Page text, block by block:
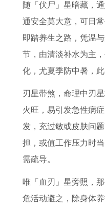
随「伏尸」星暗藏，
通安全莫大意，可日
即踏养生之路，凭温
节，由清淡补水为主
化，尤夏季防中暑，此
刃星带煞，命理中刃
火旺，易引发急性病
发，充过敏或皮肤问
担，或值工作压力时
需疏导。
唯「血刃」星旁照，
危活动避之，除身体